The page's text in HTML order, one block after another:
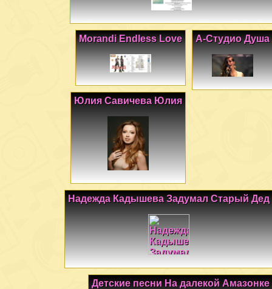
А-Студио Душа
Morandi Endless Love
Юлия Савичева Юлия
Надежда Кадышева Задумал Старый Дед
Детские песни На далекой Амазонке